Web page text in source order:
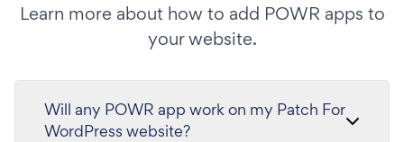
Learn more about how to add POWR apps to
your website.
Will any POWR app work on my Patch For
WordPress website?